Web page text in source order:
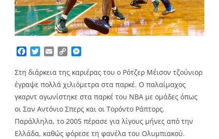
Facebook
TwitterEmailCopy
Στη διάρκεια της καριέρας του ο Ρότζερ Μέισον τζούνιορ
έγραψε πολλά χιλιόμετρα στα παρκέ. Ο παλαίμαχος
γκαρντ αγωνίστηκε στα παρκέ του ΝΒΑ με ομάδες όπως
οι Σαν Αντόνιο Σπερς και οι Τορόντο Ράπτορς.
Παράλληλα, το 2005 πέρασε για λίγους μήνες από την
Ελλάδα, καθώς φόρεσε τη φανέλα του Ολυμπιακού.